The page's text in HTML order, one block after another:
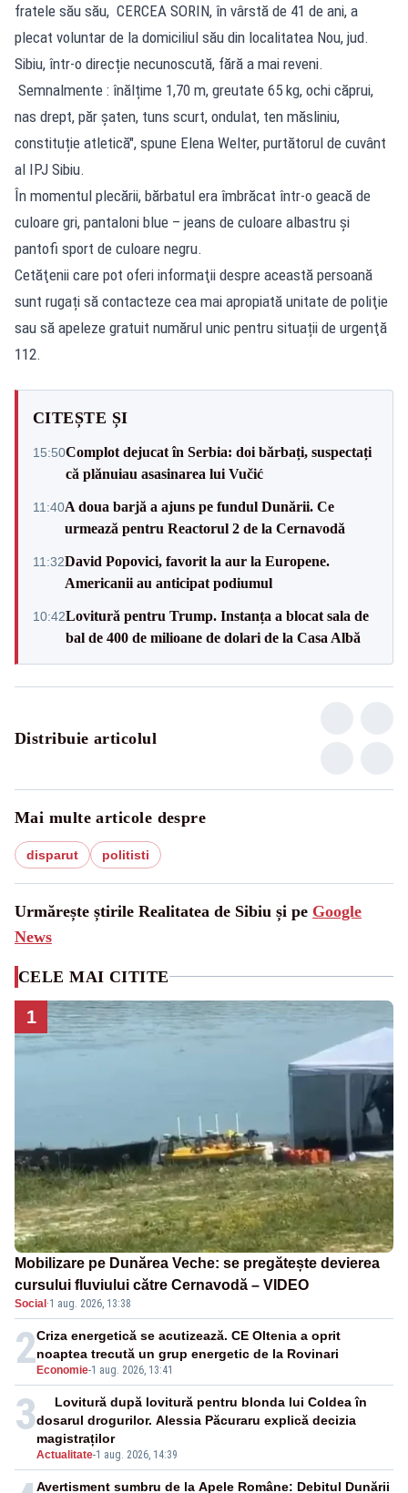
fratele său său, CERCEA SORIN, în vârstă de 41 de ani, a
plecat voluntar de la domiciliul său din localitatea Nou, jud.
Sibiu, într-o direcție necunoscută, fără a mai reveni.
Semnalmente : înălțime 1,70 m, greutate 65 kg, ochi căprui,
nas drept, păr șaten, tuns scurt, ondulat, ten măsliniu,
constituție atletică", spune Elena Welter, purtătorul de cuvânt
al IPJ Sibiu.
În momentul plecării, bărbatul era îmbrăcat într-o geacă de
culoare gri, pantaloni blue – jeans de culoare albastru și
pantofi sport de culoare negru.
Cetăţenii care pot oferi informaţii despre această persoană
sunt rugați să contacteze cea mai apropiată unitate de poliţie
sau să apeleze gratuit numărul unic pentru situații de urgenţă
112.
CITEȘTE ȘI
15:50Complot dejucat în Serbia: doi bărbați, suspectați
că plănuiau asasinarea lui Vučić
11:40A doua barjă a ajuns pe fundul Dunării. Ce
urmează pentru Reactorul 2 de la Cernavodă
11:32David Popovici, favorit la aur la Europene.
Americanii au anticipat podiumul
10:42Lovitură pentru Trump. Instanța a blocat sala de
bal de 400 de milioane de dolari de la Casa Albă
Distribuie articolul
Mai multe articole despre
disparut politisti
Urmărește știrile Realitatea de Sibiu și pe Google
News
CELE MAI CITITE
1
Mobilizare pe Dunărea Veche: se pregătește devierea
cursului fluviului către Cernavodă – VIDEO
Social ·1 aug. 2026, 13:38
2 Economie-1 aug. 2026, 13:41
Criza energetică se acutizează. CE Oltenia a oprit
noaptea trecută un grup energetic de la Rovinari
3
Actualitate-1 aug. 2026, 14:39
Lovitură după lovitură pentru blonda lui Coldea în
dosarul drogurilor. Alessia Păcuraru explică decizia
magistraților
Avertisment sumbru de la Apele Române: Debitul Dunării